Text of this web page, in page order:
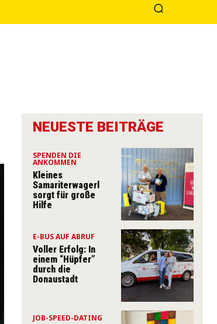
NEUESTE BEITRÄGE
SPENDEN DIE
ANKOMMEN
Kleines
Samariterwagerl
sorgt für große
Hilfe
E-BUS AUF ABRUF
Voller Erfolg: In
einem “Hüpfer”
durch die
Donaustadt
JOB-SPEED-DATING